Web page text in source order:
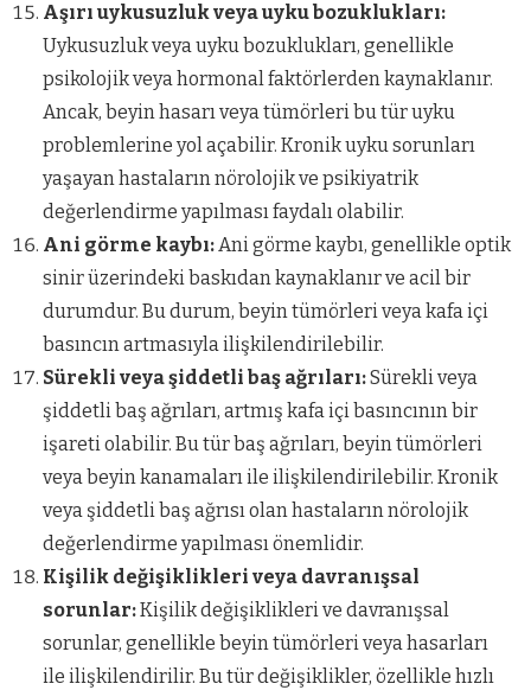
Aşırı uykusuzluk veya uyku bozuklukları:
Uykusuzluk veya uyku bozuklukları, genellikle
psikolojik veya hormonal faktörlerden kaynaklanır.
Ancak, beyin hasarı veya tümörleri bu tür uyku
problemlerine yol açabilir. Kronik uyku sorunları
yaşayan hastaların nörolojik ve psikiyatrik
değerlendirme yapılması faydalı olabilir.
Ani görme kaybı:Ani görme kaybı, genellikle optik
sinir üzerindeki baskıdan kaynaklanır ve acil bir
durumdur. Bu durum, beyin tümörleri veya kafa içi
basıncın artmasıyla ilişkilendirilebilir.
Sürekli veya şiddetli baş ağrıları:Sürekli veya
şiddetli baş ağrıları, artmış kafa içi basıncının bir
işareti olabilir. Bu tür baş ağrıları, beyin tümörleri
veya beyin kanamaları ile ilişkilendirilebilir. Kronik
veya şiddetli baş ağrısı olan hastaların nörolojik
değerlendirme yapılması önemlidir.
Kişilik değişiklikleri veya davranışsal
sorunlar:Kişilik değişiklikleri ve davranışsal
sorunlar, genellikle beyin tümörleri veya hasarları
ile ilişkilendirilir. Bu tür değişiklikler, özellikle hızlı